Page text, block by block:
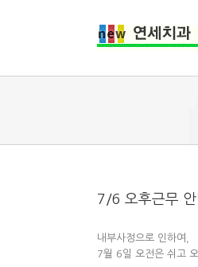
7/6 오후근무 안
내부사정으로 인하여,
7월 6일 오전은 쉬고